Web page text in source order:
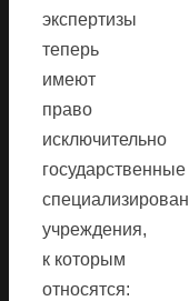
экспертизы
теперь
имеют
право
исключительно
государственные
учреждения,
к которым
относятся: